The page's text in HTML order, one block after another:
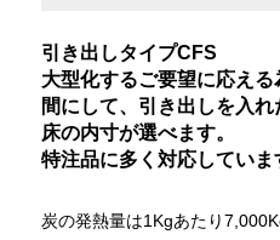
引き出しタイプCFS
大型化するご要望に応え
間にして、引き出しを入
床の内寸が選べます。
特注品に多く対応していま
炭の発熱量は1Kgあたり